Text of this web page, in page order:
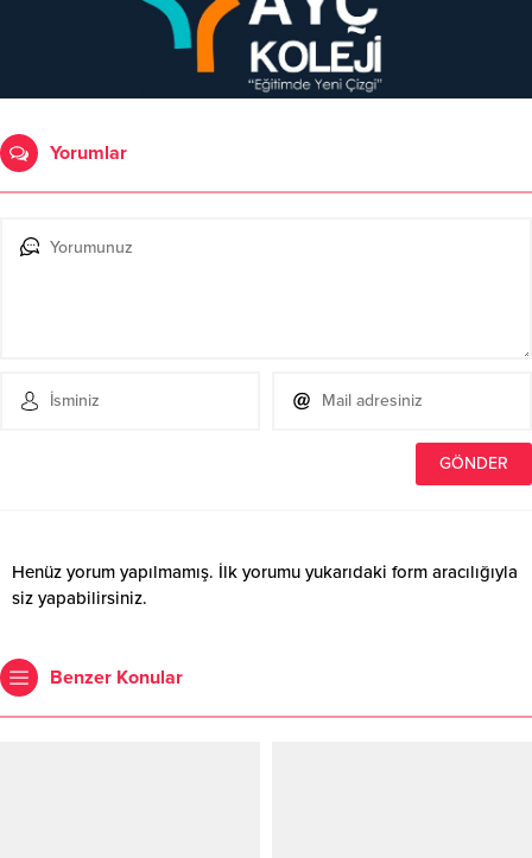
Yorumlar
Henüz yorum yapılmamış. İlk yorumu yukarıdaki form aracılığıyla
siz yapabilirsiniz.
Benzer Konular